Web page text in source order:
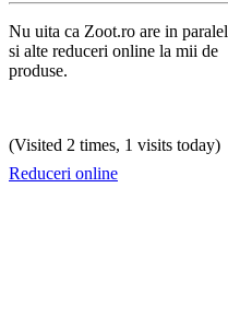
Nu uita ca Zoot.ro are in paralel
si alte reduceri online la mii de
produse.
(Visited 2 times, 1 visits today)
Reduceri online